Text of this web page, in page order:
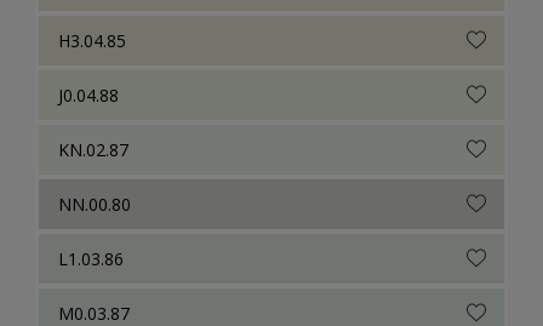
H3.04.85
J0.04.88
KN.02.87
NN.00.80
L1.03.86
M0.03.87